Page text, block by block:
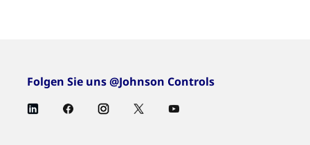
Folgen Sie uns @Johnson Controls